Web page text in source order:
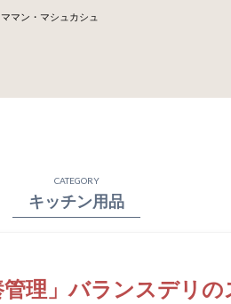
マン・マシュカシュ
CATEGORY
キッチン用品
管理」バランスデリ